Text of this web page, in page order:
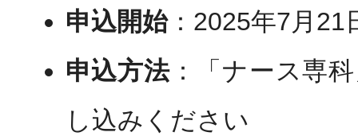
申込開始：2025年7月21
申込方法：「ナース専
し込みください